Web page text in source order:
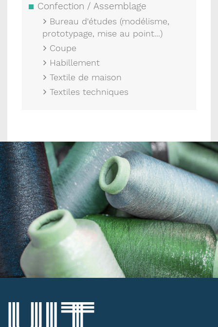
Confection / Assemblage
Bureau d'études (modélisme,
prototypage, mise au point...)
Coupe
Habillement
Textile de maison
Textiles techniques